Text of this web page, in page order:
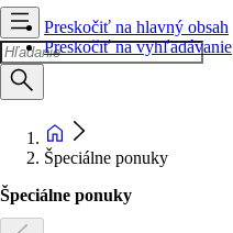
Preskočiť na hlavný obsah
Preskočiť na vyhľadávanie
Špeciálne ponuky
Špeciálne ponuky